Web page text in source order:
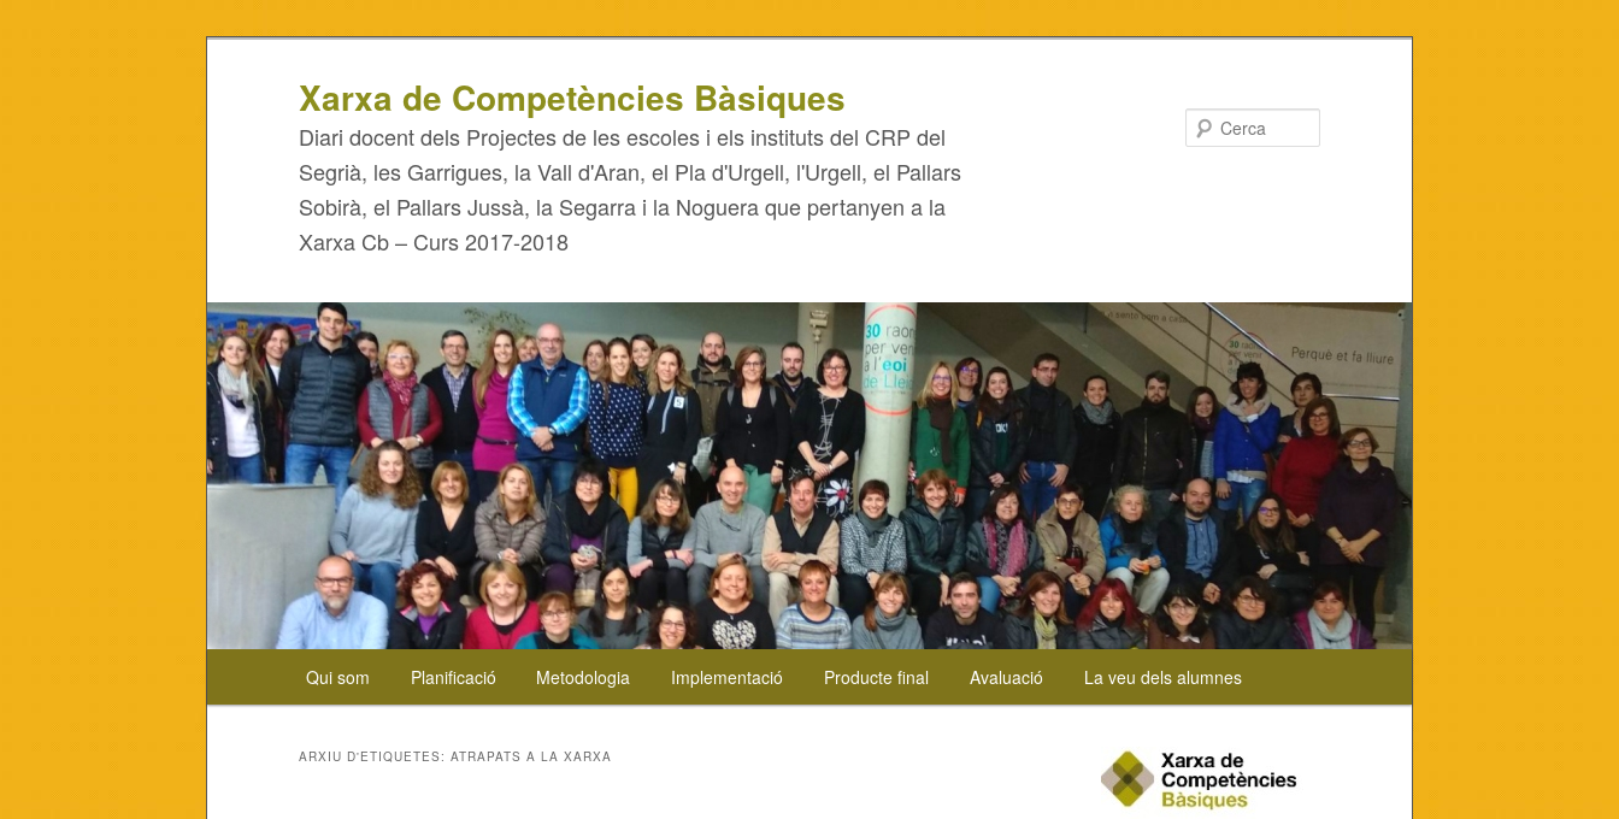
Xarxa de Competències Bàsiques
Diari docent dels Projectes de les escoles i els instituts del CRP del
Segrià, les Garrigues, la Vall d'Aran, el Pla d'Urgell, l'Urgell, el Pallars
Sobirà, el Pallars Jussà, la Segarra i la Noguera que pertanyen a la
Xarxa Cb – Curs 2017-2018
Aneu
Aneu
Qui som Planificació Metodologia Implementació Producte final Avaluació La veu dels alumnes
ARXIU D'ETIQUETES: ATRAPATS A LA XARXA